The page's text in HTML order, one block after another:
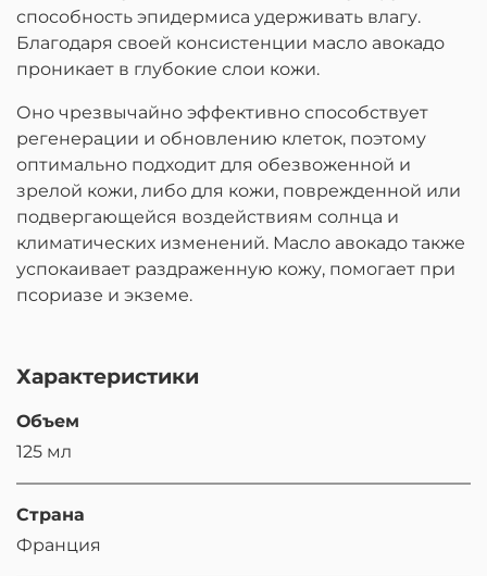
способность эпидермиса удерживать влагу.
Благодаря своей консистенции масло авокадо
проникает в глубокие слои кожи.
Оно чрезвычайно эффективно способствует
регенерации и обновлению клеток, поэтому
оптимально подходит для обезвоженной и
зрелой кожи, либо для кожи, поврежденной или
подвергающейся воздействиям солнца и
климатических изменений. Масло авокадо также
успокаивает раздраженную кожу, помогает при
псориазе и экземе.
Характеристики
Объем
125 мл
Страна
Франция